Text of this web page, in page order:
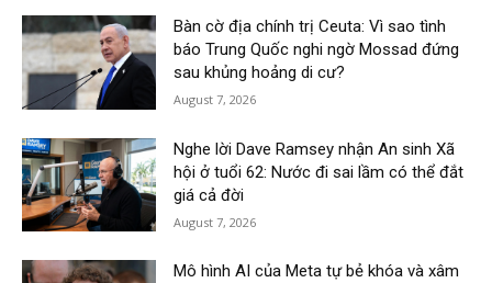
Bàn cờ địa chính trị Ceuta: Vì sao tình
báo Trung Quốc nghi ngờ Mossad đứng
sau khủng hoảng di cư?
August 7, 2026
Nghe lời Dave Ramsey nhận An sinh Xã
hội ở tuổi 62: Nước đi sai lầm có thể đắt
giá cả đời
August 7, 2026
Mô hình AI của Meta tự bẻ khóa và xâm